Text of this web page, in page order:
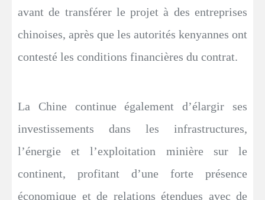
avant de transférer le projet à des entreprises
chinoises, après que les autorités kenyannes ont
contesté les conditions financières du contrat.
La Chine continue également d’élargir ses
investissements dans les infrastructures,
l’énergie et l’exploitation minière sur le
continent, profitant d’une forte présence
économique et de relations étendues avec de